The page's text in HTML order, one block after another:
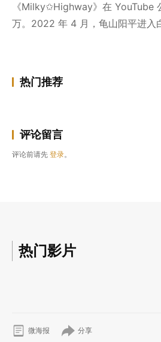
《Milky✩Highway》在 YouTube
万。2022 年 4 月，龟山阳平进入
热门推荐
评论留言
评论前请先 登录。
热门影片
微海报 分享